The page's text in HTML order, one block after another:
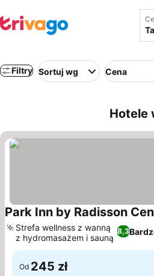
Filtry Sortuj wg Cena
Hotele
Park Inn by Radisson
8,3
Strefa wellness z wanną
z hydromasażem i sauną
Od 245 zł